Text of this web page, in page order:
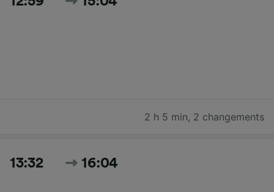
2 h 5 min, 2 changements
13:32 16:04